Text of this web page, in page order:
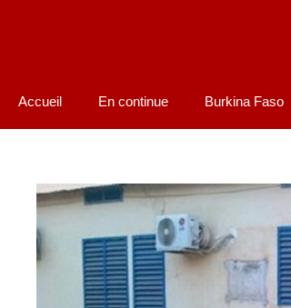
Accueil En continue Burkina Faso